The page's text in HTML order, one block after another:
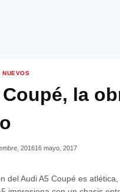
NUEVOS
la
201616 mayo, 2017
del Audi A5 Coupé es